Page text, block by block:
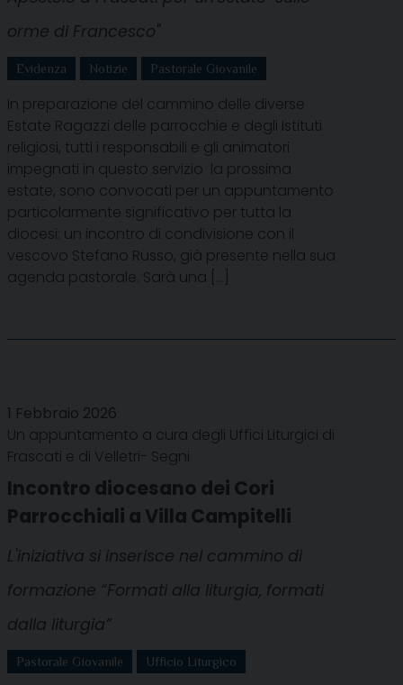
orme di Francesco"
Evidenza Notizie Pastorale Giovanile
In preparazione del cammino delle diverse
Estate Ragazzi delle parrocchie e degli Istituti
religiosi, tutti i responsabili e gli animatori
impegnati in questo servizio la prossima
estate, sono convocati per un appuntamento
particolarmente significativo per tutta la
diocesi: un incontro di condivisione con il
vescovo Stefano Russo, già presente nella sua
agenda pastorale. Sarà una […]
1 Febbraio 2026
Un appuntamento a cura degli Uffici Liturgici di
Frascati e di Velletri- Segni
Incontro diocesano dei Cori
Parrocchiali a Villa Campitelli
L'iniziativa si inserisce nel cammino di
formazione “Formati alla liturgia, formati
dalla liturgia”
Pastorale Giovanile Ufficio Liturgico